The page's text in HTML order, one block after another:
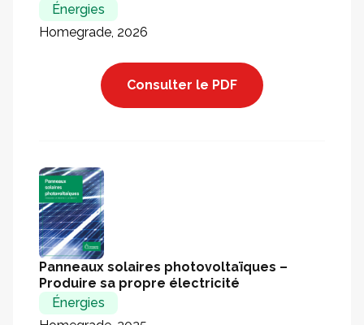
Énergies
Homegrade, 2026
Consulter le PDF
Panneaux solaires photovoltaïques –
Produire sa propre électricité
Énergies